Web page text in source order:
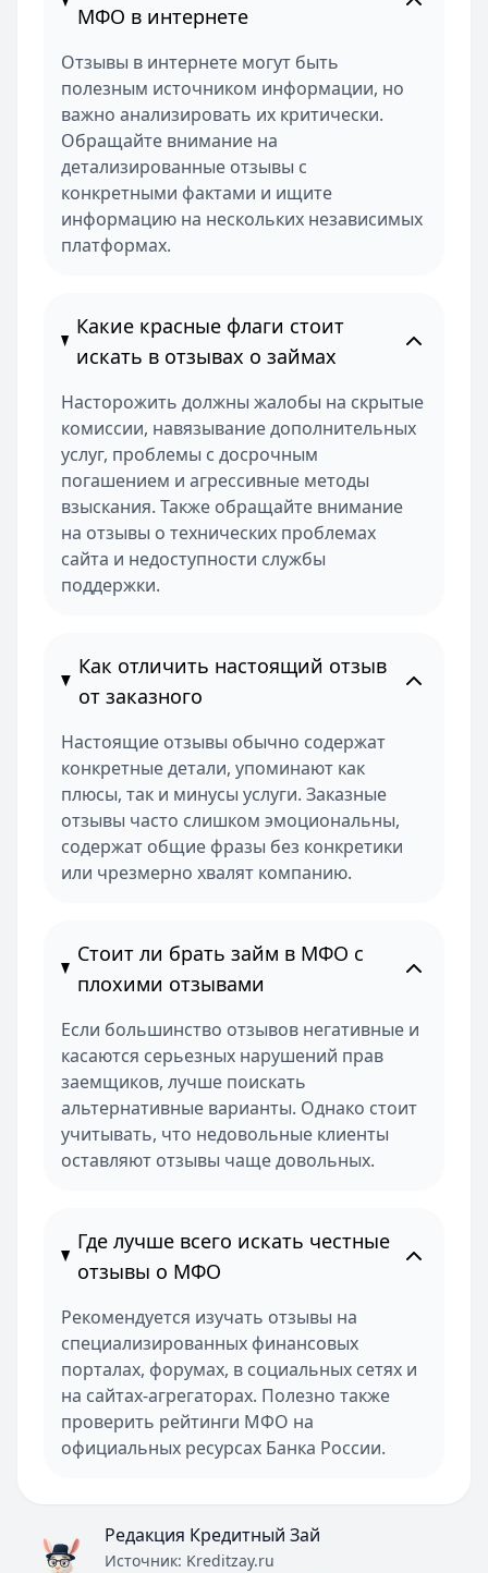
МФО в интернете
Отзывы в интернете могут быть
полезным источником информации, но
важно анализировать их критически.
Обращайте внимание на
детализированные отзывы с
конкретными фактами и ищите
информацию на нескольких независимых
платформах.
Какие красные флаги стоит
искать в отзывах о займах
Насторожить должны жалобы на скрытые
комиссии, навязывание дополнительных
услуг, проблемы с досрочным
погашением и агрессивные методы
взыскания. Также обращайте внимание
на отзывы о технических проблемах
сайта и недоступности службы
поддержки.
Как отличить настоящий отзыв
от заказного
Настоящие отзывы обычно содержат
конкретные детали, упоминают как
плюсы, так и минусы услуги. Заказные
отзывы часто слишком эмоциональны,
содержат общие фразы без конкретики
или чрезмерно хвалят компанию.
Стоит ли брать займ в МФО с
плохими отзывами
Если большинство отзывов негативные и
касаются серьезных нарушений прав
заемщиков, лучше поискать
альтернативные варианты. Однако стоит
учитывать, что недовольные клиенты
оставляют отзывы чаще довольных.
Где лучше всего искать честные
отзывы о МФО
Рекомендуется изучать отзывы на
специализированных финансовых
порталах, форумах, в социальных сетях и
на сайтах-агрегаторах. Полезно также
проверить рейтинги МФО на
официальных ресурсах Банка России.
Редакция Кредитный Зай
Источник: Kreditzay.ru